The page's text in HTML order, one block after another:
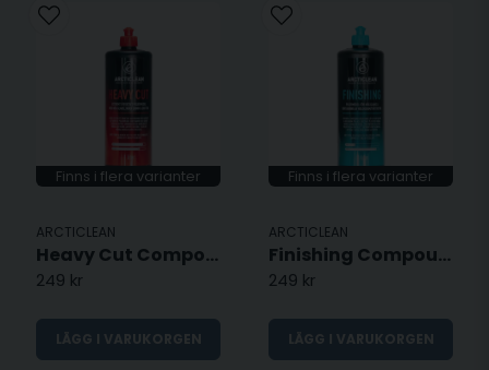
Finns i flera varianter
ARCTICLEAN
Heavy Cut Compound - 1L
249 kr
LÄGG I VARUKORGEN
Finns i flera varianter
ARCTICLEAN
Finishing Compound - Polermedel
249 kr
LÄGG I VARUKORGEN